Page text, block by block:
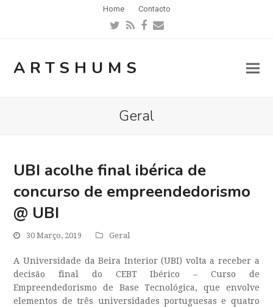
Home Contacto
Twitter
RSSFacebook
Email
ARTSHUMS
Geral
UBI acolhe final ibérica de
concurso de empreendedorismo
@ UBI
30 Março, 2019 Geral
A Universidade da Beira Interior (UBI) volta a receber a
decisão final do CEBT Ibérico – Curso de
Empreendedorismo de Base Tecnológica, que envolve
elementos de três universidades portuguesas e quatro